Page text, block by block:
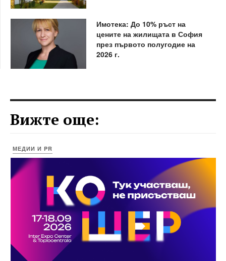
Имотека: До 10% ръст на
цените на жилищата в София
през първото полугодие на
2026 г.
Вижте още:
МЕДИИ И PR